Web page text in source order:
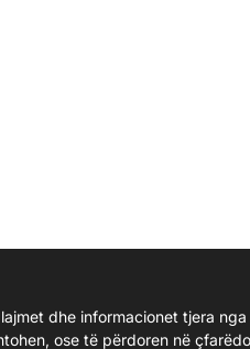
dhe informacionet tjera nga
ose të përdoren në çfarëdo